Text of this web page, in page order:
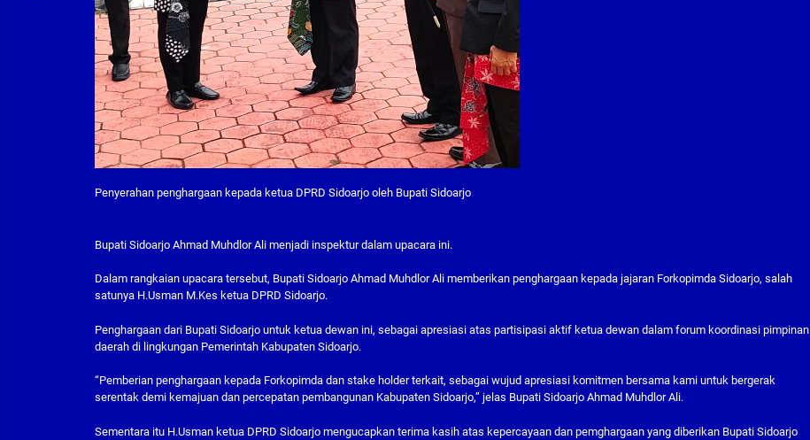
Penyerahan penghargaan kepada ketua DPRD Sidoarjo oleh Bupati Sidoarjo
Bupati Sidoarjo Ahmad Muhdlor Ali menjadi inspektur dalam upacara ini.
Dalam rangkaian upacara tersebut, Bupati Sidoarjo Ahmad Muhdlor Ali memberikan penghargaan kepada jajaran Forkopimda Sidoarjo, salah
satunya H.Usman M.Kes ketua DPRD Sidoarjo.
Penghargaan dari Bupati Sidoarjo untuk ketua dewan ini, sebagai apresiasi atas partisipasi aktif ketua dewan dalam forum koordinasi pimpinan
daerah di lingkungan Pemerintah Kabupaten Sidoarjo.
“Pemberian penghargaan kepada Forkopimda dan stake holder terkait, sebagai wujud apresiasi komitmen bersama kami untuk bergerak
serentak demi kemajuan dan percepatan pembangunan Kabupaten Sidoarjo,” jelas Bupati Sidoarjo Ahmad Muhdlor Ali.
Sementara itu H.Usman ketua DPRD Sidoarjo mengucapkan terima kasih atas kepercayaan dan pemghargaan yang diberikan Bupati Sidoarjo